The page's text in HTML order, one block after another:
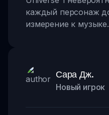
каждый персонаж
измерение к музыке.
Сара Дж.
Новый игрок